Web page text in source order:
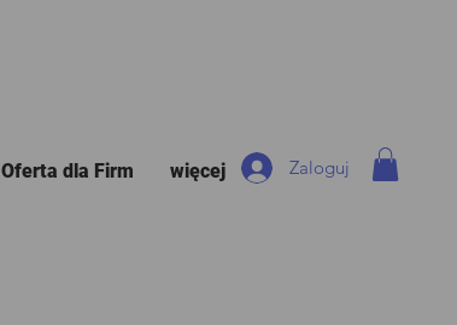
Oferta dla Firm więcej Zaloguj